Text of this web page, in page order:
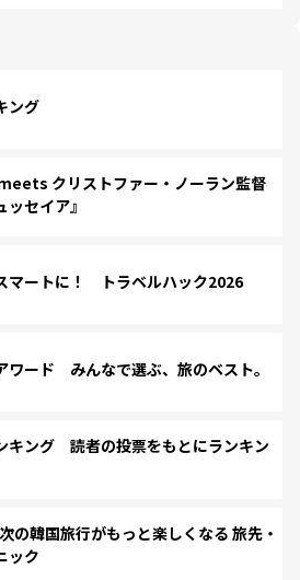
ング
クリストファー・ノーラン監督
セイア』
マートに！ トラベルハック2026
ワード みんなで選ぶ、旅のベスト。
キング 読者の投票をもとにランキン
韓国旅行がもっと楽しくなる 旅先・
ック